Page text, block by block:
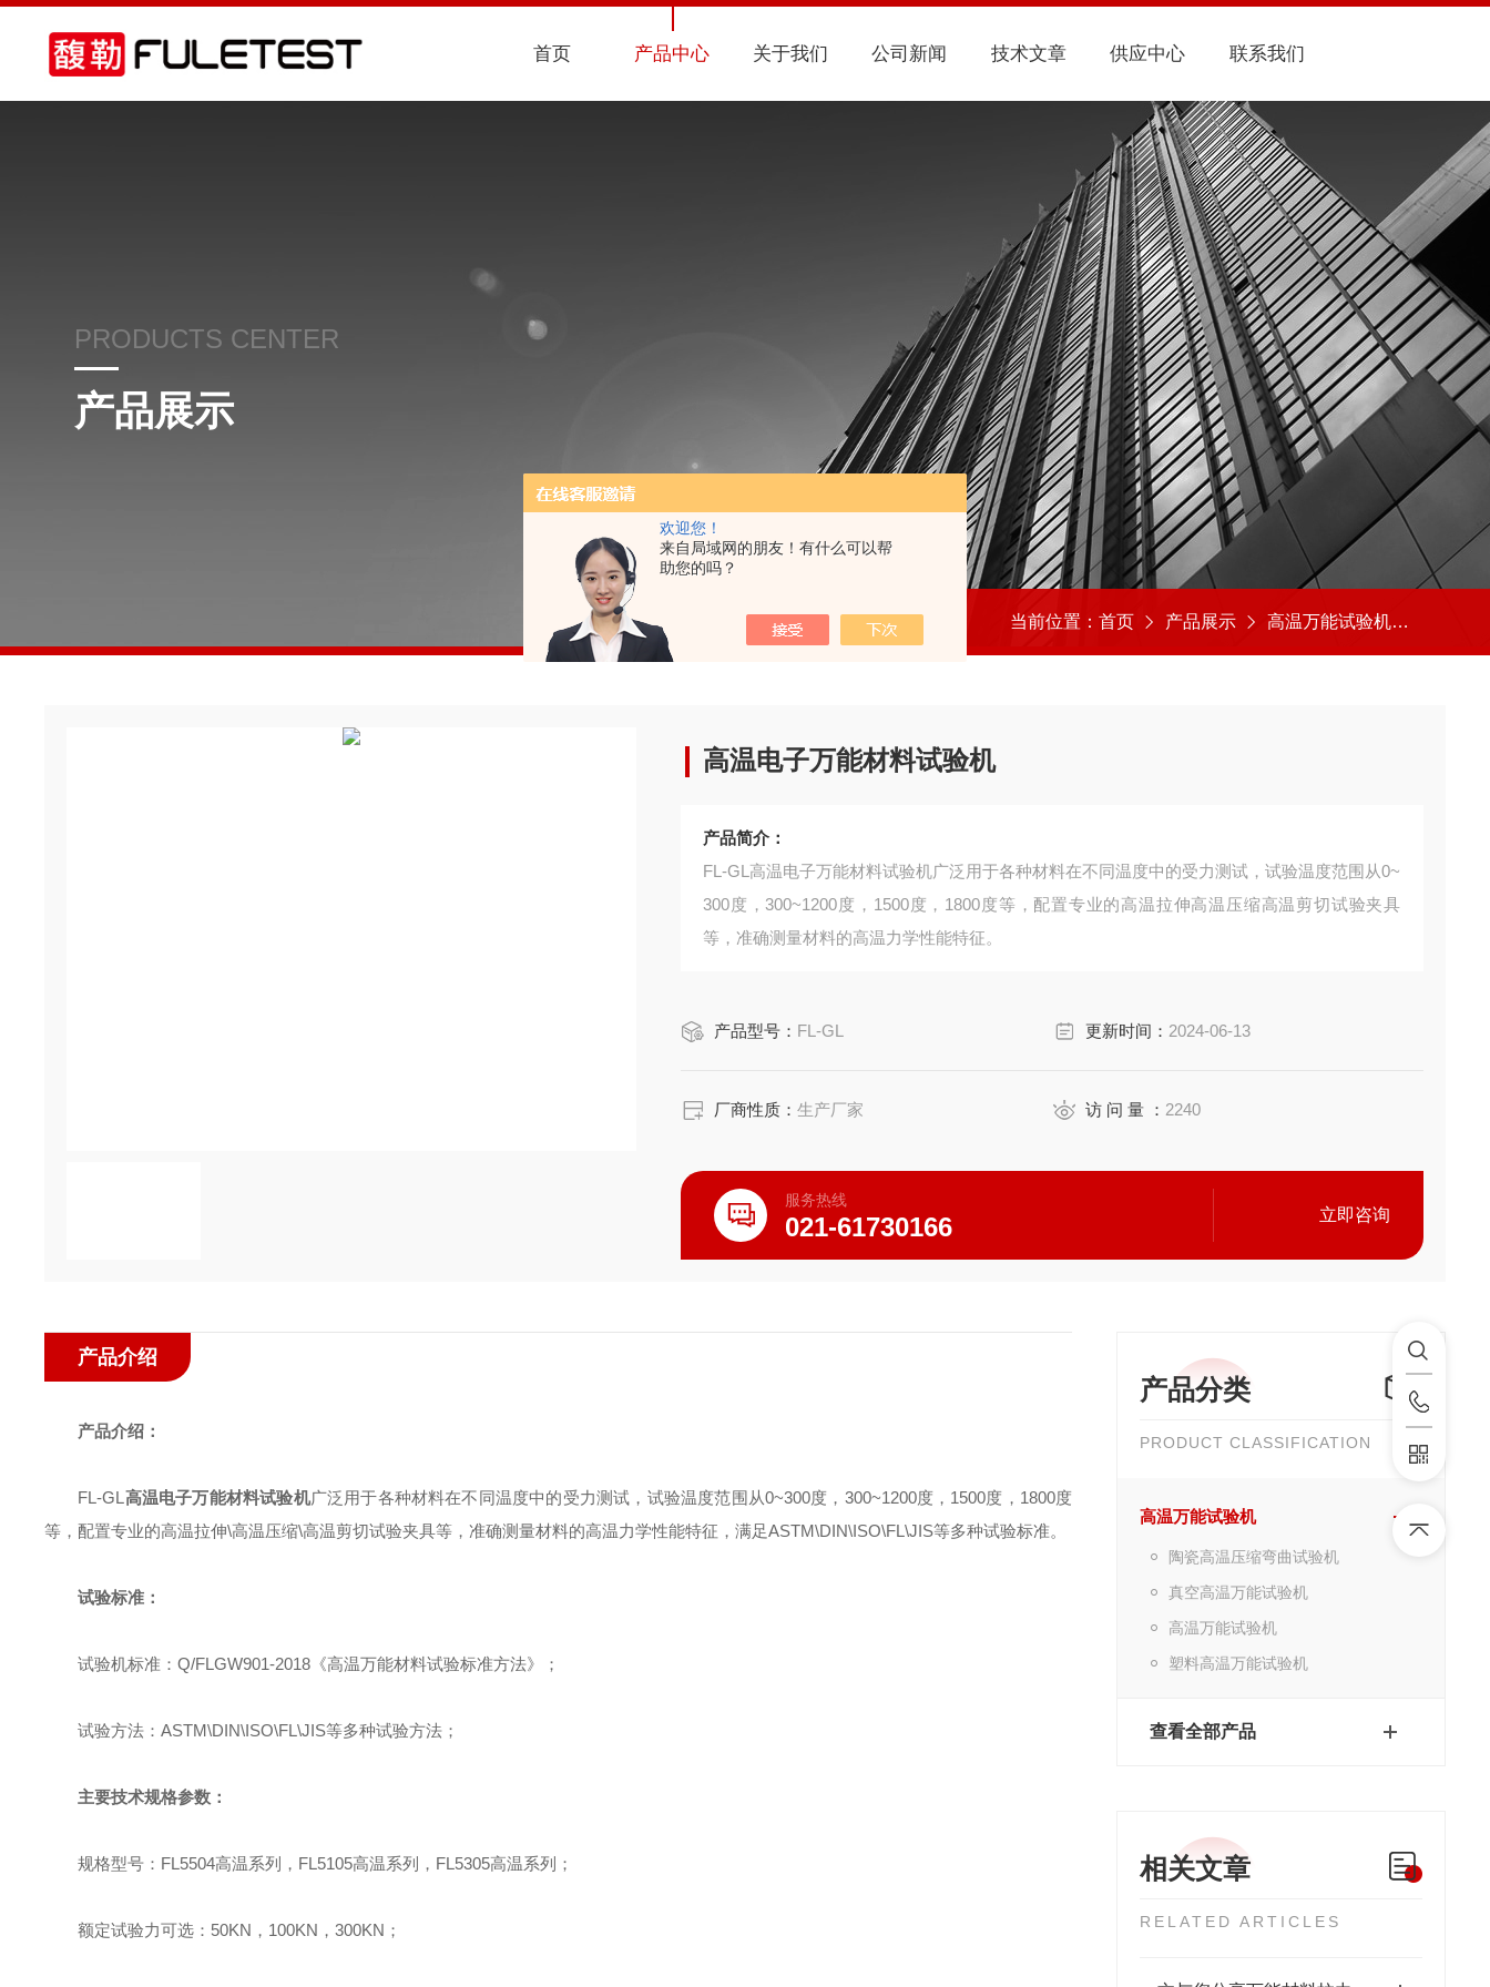
欢迎您！
来自局域网的朋友！有什么可以帮
助您的吗？
首页 产品中心 关于我们 公司新闻 技术文章 供应中心 联系我们
PRODUCTS CENTER
产品展示
当前位置： 首页 产品展示 高温万能试验机
高温电子万能材料试验机
产品简介：
FL-GL高温电子万能材料试验机广泛用于各种材料在不同温度中的受力测试，试验温度范围从0~
300度，300~1200度，1500度，1800度等，配置专业的高温拉伸高温压缩高温剪切试验夹具
等，准确测量材料的高温力学性能特征。
产品型号： FL-GL 更新时间： 2024-06-13
厂商性质：生产厂家 访 问 量 ： 2240
服务热线
021-61730166 立即咨询
产品分类
PRODUCT CLASSIFICATION
高温万能试验机
陶瓷高温压缩弯曲试验机
真空高温万能试验机
高温万能试验机
塑料高温万能试验机
查看全部产品
相关文章
RELATED ARTICLES
产品介绍
产品介绍：
FL-GL 高温电子万能材料试验机广泛用于各种材料在不同温度中的受力测试，试验温度范围从0~300度，300~1200度，1500度，1800度
等，配置专业的高温拉伸\高温压缩\高温剪切试验夹具等，准确测量材料的高温力学性能特征，满足ASTM\DIN\ISO\FL\JIS等多种试验标准。
试验标准：
试验机标准：Q/FLGW901-2018《高温万能材料试验标准方法》；
试验方法：ASTM\DIN\ISO\FL\JIS等多种试验方法；
主要技术规格参数 ：
规格型号：FL5504高温系列，FL5105高温系列，FL5305高温系列；
额定试验力可选：50KN，100KN，300KN；